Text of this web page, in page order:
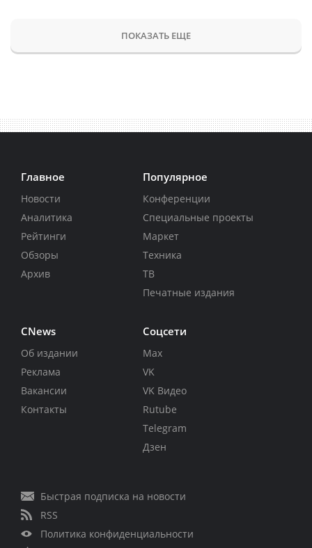
ПОКАЗАТЬ ЕЩЕ
Главное
Новости
Аналитика
Рейтинги
Обзоры
Архив
Популярное
Конференции
Специальные проекты
Маркет
Техника
ТВ
Печатные издания
CNews
Об издании
Реклама
Вакансии
Контакты
Соцсети
Max
VK
VK Видео
Rutube
Telegram
Дзен
Быстрая подписка на новости
RSS
Политика конфиденциальности